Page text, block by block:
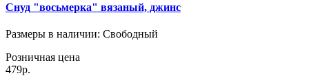
Снуд "восьмерка" вязаный, джинс
Размеры в наличии: Свободный
Розничная цена
479р.